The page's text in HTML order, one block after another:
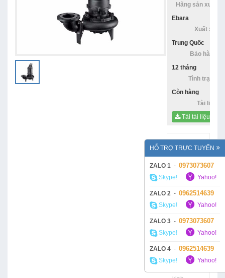
HỖ TRỢ TRỰC TUYẾN
ZALO 1 -0973073607
Skype! Yahoo!
ZALO 2 -0962514639
Skype! Yahoo!
ZALO 3 -0973073607
Skype! Yahoo!
ZALO 4 -0962514639
Skype! Yahoo!
Hãng sản xuất:
Ebara
Xuất xứ:
Trung Quốc
Bảo hàng:
12 tháng
Tình trạng:
Còn hàng
Tài liệu:
Tải tài liệu
Bơm chìm
Ebara
được sản
Trung
Quốc, một
những
quốc gia
thế giới về
công nghệ